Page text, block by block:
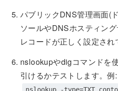
パブリックDNS管理画面(
ソールやDNSホスティン
レコードが正しく設定され
nslookupやdigコマンドを
引けるかテストします。例: